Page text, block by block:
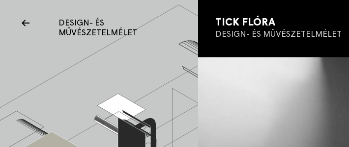
←
DESIGN- ÉS
MŰVÉSZETELMÉLET
TICK FLÓRA
DESIGN- ÉS MŰVÉSZETELMÉLET